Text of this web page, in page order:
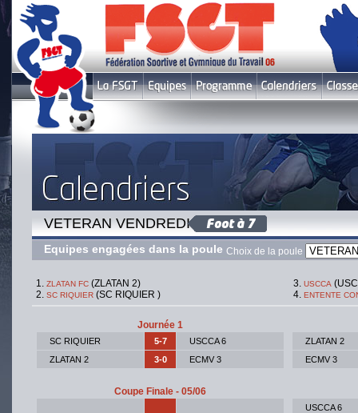
Choix de la poule
VETERAN VENDREDI 3
Equipes engagées dans la poule
ZLATAN FC (ZLATAN 2)
SC RIQUIER (SC RIQUIER )
USCCA
ENTENTE
Journée 1
SC RIQUIER 5-7
USCCA 6
ZLATAN 2
3-0 ECMV 3
ZLATAN 2
ECMV 3
Coupe Finale - 05/06
USCCA 6